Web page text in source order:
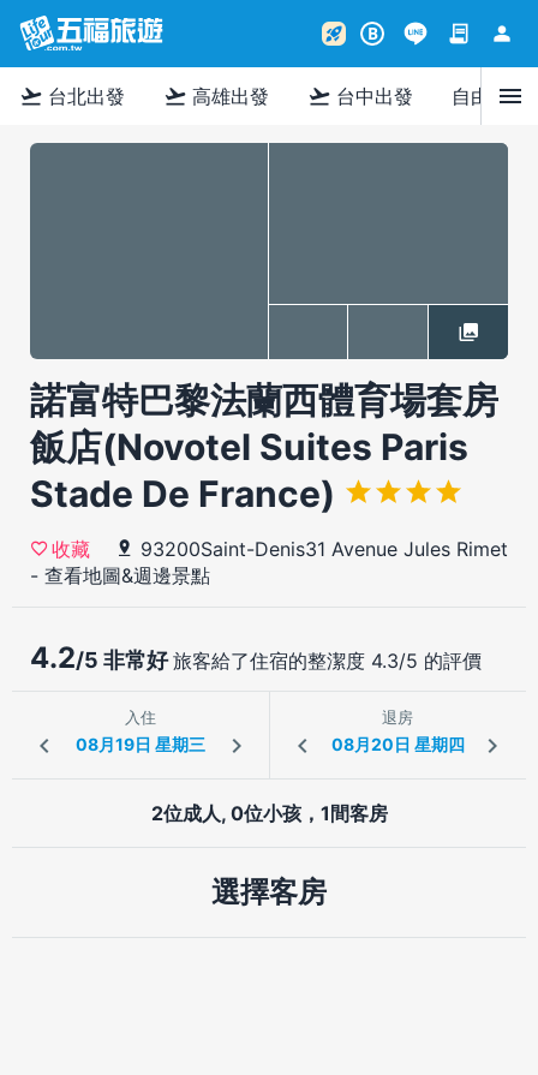
rocket_launch B contract person
flight_takeoff 台北出發 flight_takeoff 高雄出發 flight_takeoff 台中出發 自由行menu
諾富特巴黎法蘭西體育場套房
飯店(Novotel Suites Paris
Stade De France)
收藏
93200Saint-Denis31 Avenue Jules Rimet
- 查看地圖&週邊景點
4.2/5 非常好旅客給了住宿的整潔度 4.3/5 的評價
入住 退房
2位成人, 0位小孩，1間客房
選擇客房